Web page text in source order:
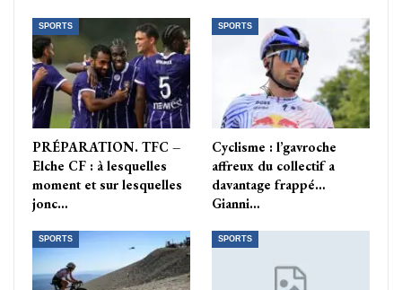
SPORTS
PRÉPARATION. TFC –
Elche CF : à lesquelles
moment et sur lesquelles
jonc…
SPORTS
Cyclisme : l’gavroche
affreux du collectif a
davantage frappé…
Gianni…
SPORTS SPORTS